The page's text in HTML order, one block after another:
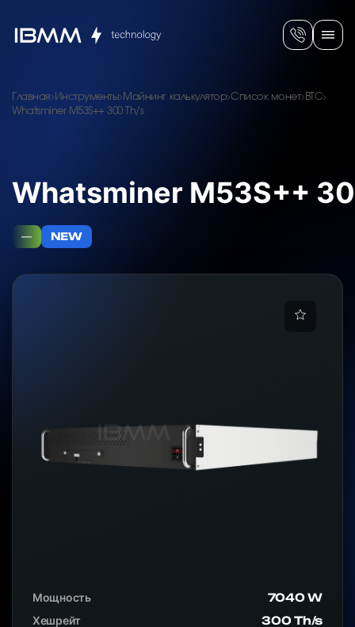
Главная Инструменты Майнинг калькулятор Список монет BTC
Whatsminer M53S++ 300 Th/s
Whatsminer M53S++
— NEW
Мощность
7040 W
Хешрейт
300 Th/s